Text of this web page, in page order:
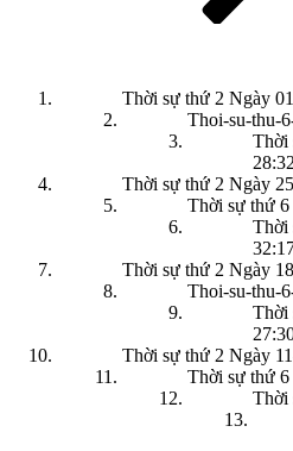
Thời sự thứ 2 Ngày
Thoi-su-thu-
Thời
28:32
Thời sự thứ 2 Ngày
Thời sự thứ
Thời
Thời sự thứ 2 Ngày
Thoi-su-thu-
Thời
Thời sự thứ 2 Ngày
Thời sự thứ
Thời